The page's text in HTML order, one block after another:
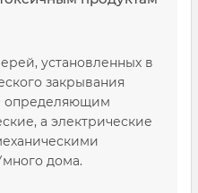
установленных в
закрывания
определяющим
а электрические
дома.